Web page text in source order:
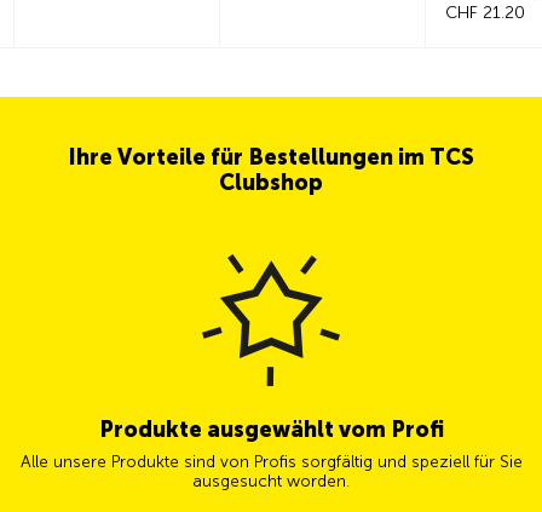
CHF 21.20
Ihre Vorteile für Bestellungen im TCS
Clubshop
Produkte ausgewählt vom Profi
Alle unsere Produkte sind von Profis sorgfältig und speziell für Sie
ausgesucht worden.